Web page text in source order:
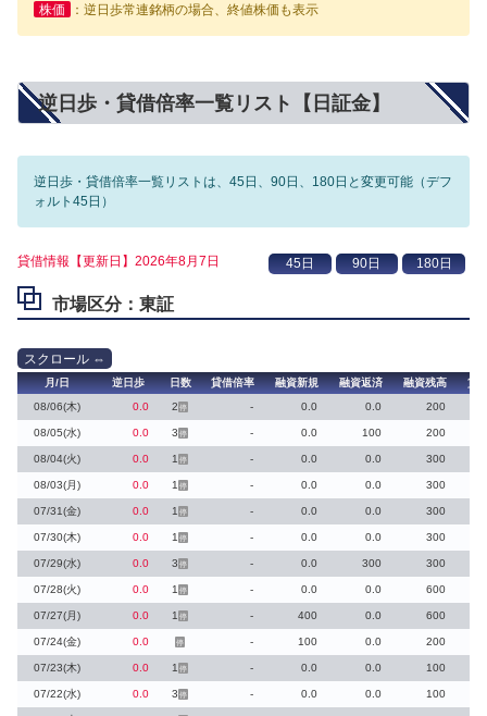
株価
：逆日歩常連銘柄の場合、終値株価も表示
逆日歩・貸借倍率一覧リスト【日証金】
逆日歩・貸借倍率一覧リストは、45日、90日、180日と変更可能（デフ
ォルト45日）
貸借情報【更新日】2026年8月7日
市場区分：東証
月/日 逆日歩 日数 貸借倍率 融資新規 融資返済 融資残高
貸
08/06(木)
0.0 2 停 - 0.0 0.0 200
08/05(水) 0.0 3 停 - 0.0 100 200
08/04(火) 0.0 1 停 - 0.0 0.0 300
08/03(月) 0.0 1 停 - 0.0 0.0 300
07/31(金) 0.0 1 停 - 0.0 0.0 300
07/30(木) 0.0 1 停 - 0.0 0.0 300
07/29(水) 0.0 3 停 - 0.0 300 300
07/28(火) 0.0 1 停 - 0.0 0.0 600
07/27(月) 0.0 1 停 - 400 0.0 600
07/24(金) 0.0 停 - 100 0.0 200
07/23(木) 0.0 1 停 - 0.0 0.0 100
07/22(水) 0.0 3 停 - 0.0 0.0 100